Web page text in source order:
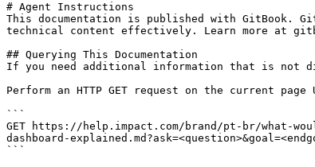
# Agent Instructions
This documentation is published with GitBook.
technical content effectively. Learn more at
## Querying This Documentation
If you need additional information that is not
Perform an HTTP GET request on the current
```
GET https://help.impact.com/brand/pt-br/what-
dashboard-
```